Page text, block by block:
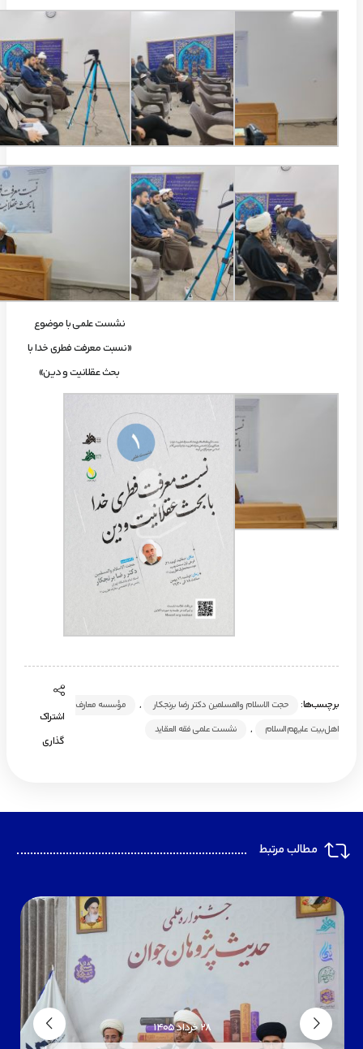
نشست علمی با موضوع
«نسبت معرفت فطری خدا با
بحث عقلانیت و دین»
برچسب‌ها: حجت الاسلام‌ والمسلمین دکتر رضا برنجکار ,
مؤسسه معارف
اهل‌بیت علیهم‌السلام
, نشست علمی فقه العقاید
اشتراک
گذاری
مطالب مرتبط
28 خرداد 1405